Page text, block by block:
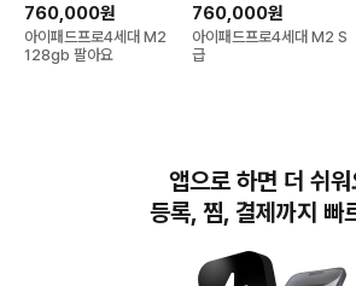
760,000원
아이패드프로4세대 M2
128gb 팔아요
760,000원
아이패드프로4세대 M2 S
급
앱으로 하면 더 쉬
등록, 찜, 결제까지 빠